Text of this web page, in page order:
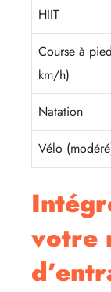
HIIT
Course à
km/h)
Natation
Vélo
votre